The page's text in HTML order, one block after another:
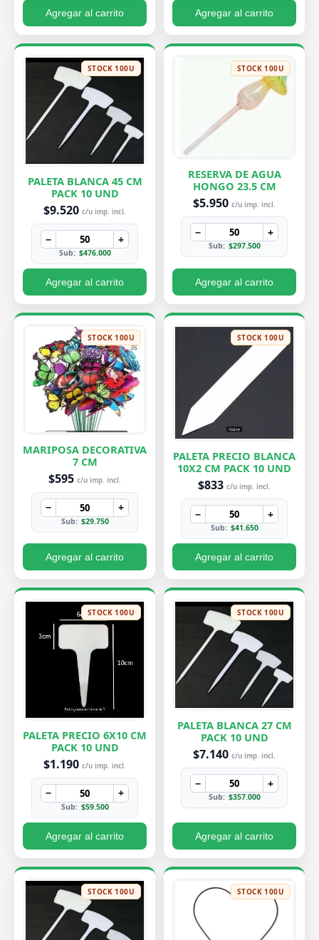
Agregar al carrito Agregar al carrito
STOCK 100U
PALETA BLANCA 45 CM
PACK 10 UND
$9.520 c/u imp. incl.
− +
Sub: $476.000
Agregar al carrito
STOCK 100U
RESERVA DE AGUA
HONGO 23.5 CM
$5.950 c/u imp. incl.
− +
Sub: $297.500
Agregar al carrito
STOCK 100U
MARIPOSA DECORATIVA
7 CM
$595 c/u imp. incl.
− +
Sub: $29.750
Agregar al carrito
STOCK 100U
PALETA PRECIO BLANCA
10X2 CM PACK 10 UND
$833 c/u imp. incl.
− +
Sub: $41.650
Agregar al carrito
STOCK 100U
PALETA PRECIO 6X10 CM
PACK 10 UND
$1.190 c/u imp. incl.
− +
Sub: $59.500
Agregar al carrito
STOCK 100U
PALETA BLANCA 27 CM
PACK 10 UND
$7.140 c/u imp. incl.
− +
Sub: $357.000
Agregar al carrito
STOCK 100U STOCK 100U